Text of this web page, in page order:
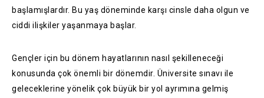
başlamışlardır. Bu yaş döneminde karşı cinsle daha olgun ve
ciddi ilişkiler yaşanmaya başlar.
Gençler için bu dönem hayatlarının nasıl şekilleneceği
konusunda çok önemli bir dönemdir. Üniversite sınavı ile
geleceklerine yönelik çok büyük bir yol ayrımına gelmiş